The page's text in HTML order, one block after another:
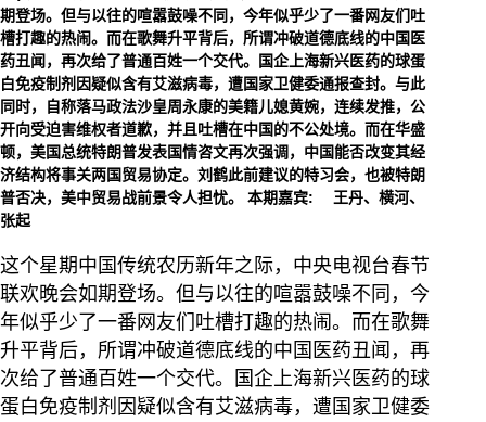
期登场。但与以往的喧嚣鼓噪不同，今年似乎少了一番网友们吐
槽打趣的热闹。而在歌舞升平背后，所谓冲破道德底线的中国医
药丑闻，再次给了普通百姓一个交代。国企上海新兴医药的球蛋
白免疫制剂因疑似含有艾滋病毒，遭国家卫健委通报查封。与此
同时，自称落马政法沙皇周永康的美籍儿媳黄婉，连续发推，公
开向受迫害维权者道歉，并且吐槽在中国的不公处境。而在华盛
顿，美国总统特朗普发表国情咨文再次强调，中国能否改变其经
济结构将事关两国贸易协定。刘鹤此前建议的特习会，也被特朗
普否决，美中贸易战前景令人担忧。 本期嘉宾: 王丹、横河、
张起
这个星期中国传统农历新年之际，中央电视台春节
联欢晚会如期登场。但与以往的喧嚣鼓噪不同，今
年似乎少了一番网友们吐槽打趣的热闹。而在歌舞
升平背后，所谓冲破道德底线的中国医药丑闻，再
次给了普通百姓一个交代。国企上海新兴医药的球
蛋白免疫制剂因疑似含有艾滋病毒，遭国家卫健委